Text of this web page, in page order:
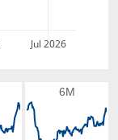
Jul 2026
6M